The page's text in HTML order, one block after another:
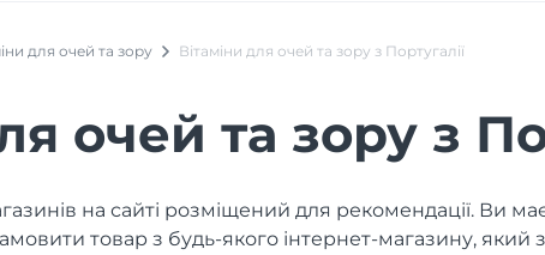
для очей та зору Вітаміни для очей та зору з Португалії
очей та зору з
на сайті розміщений для рекомендації. Ви
товар з будь-якого інтернет-магазину, який